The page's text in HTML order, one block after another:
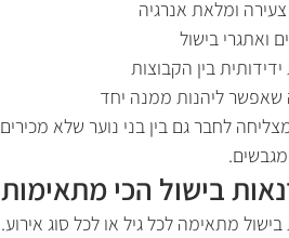
צעירה ומלאת אנרגיה
ואתגרי בישול
בין הקבוצות
שאפשר ליהנות ממנה יחד
לחבר גם בין בני נוער שלא
מגבשים.
בישול הכי
מתאימה לכל גיל או לכל סוג